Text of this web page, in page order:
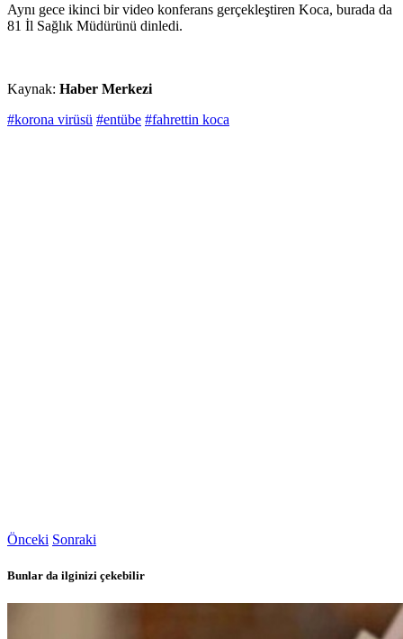
Aynı gece ikinci bir video konferans gerçekleştiren Koca, burada da
81 İl Sağlık Müdürünü dinledi.
Kaynak: Haber Merkezi
#korona virüsü #entübe #fahrettin koca
Önceki Sonraki
Bunlar da ilginizi çekebilir